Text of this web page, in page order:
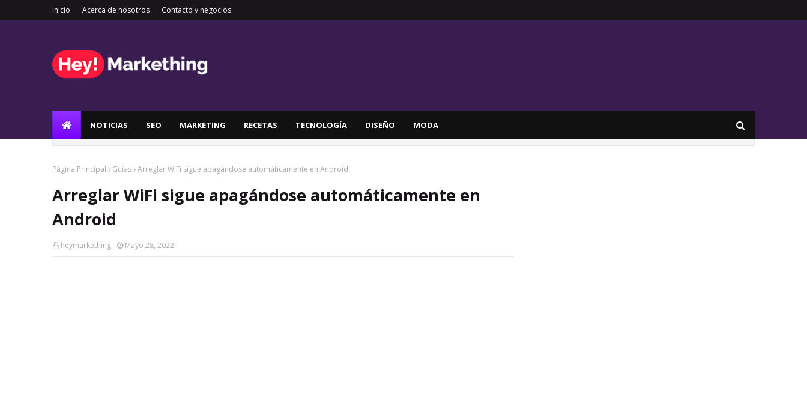
Inicio Acerca de nosotros Contacto y negocios
NOTICIAS SEO MARKETING RECETAS TECNOLOGÍA DISEÑO MODA
Página Principal Guías Arreglar WiFi sigue apagándose automáticamente en Android
Arreglar WiFi sigue apagándose automáticamente en
Android
heymarkething Mayo 28, 2022